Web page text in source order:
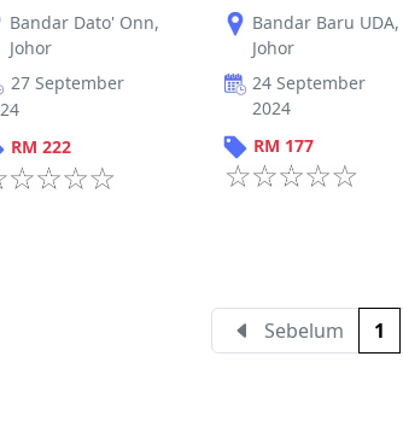
Bandar Dato' Onn,
Johor
27 September
RM 222
Bandar Baru UDA,
Johor
24 September
2024
RM 177
Sebelum 1